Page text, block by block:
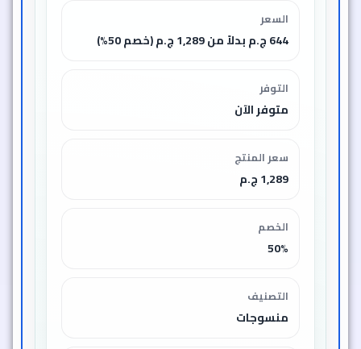
السعر
644 ج.م بدلاً من 1,289 ج.م (خصم 50%)
التوفر
متوفر الآن
سعر المنتج
1,289 ج.م
الخصم
50%
التصنيف
منسوجات